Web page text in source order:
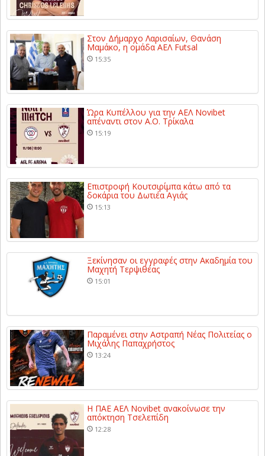
Στον Δήμαρχο Λαρισαίων, Θανάση
Μαμάκο, η ομάδα ΑΕΛ Futsal
15:35
Ώρα Κυπέλλου για την ΑΕΛ Novibet
απέναντι στον Α.Ο. Τρίκαλα
15:19
Επιστροφή Κουτσιρίμπα κάτω από τα
δοκάρια του Δωτιέα Αγιάς
15:13
Ξεκίνησαν οι εγγραφές στην Ακαδημία του
Μαχητή Τερψιθέας
15:01
Παραμένει στην Αστραπή Νέας Πολιτείας ο
Μιχάλης Παπαχρήστος
13:24
Η ΠΑΕ ΑΕΛ Novibet ανακοίνωσε την
απόκτηση Τσελεπίδη
12:28